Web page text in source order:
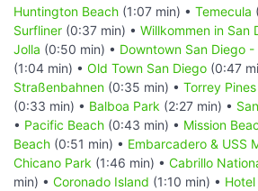
Huntington Beach (1:07 min) • Temecula
Surfliner (0:37 min) • Willkommen in San
Jolla (0:50 min) • Downtown San Diego
(1:04 min) • Old Town San Diego (0:47
Straßenbahnen (0:35 min) • Torrey
(0:33 min) • Balboa Park (2:27 min) •
• Pacific Beach (0:43 min) • Mission
Beach (0:51 min) • Embarcadero & USS
Chicano Park (1:46 min) • Cabrillo
min) • Coronado Island (1:10 min) •